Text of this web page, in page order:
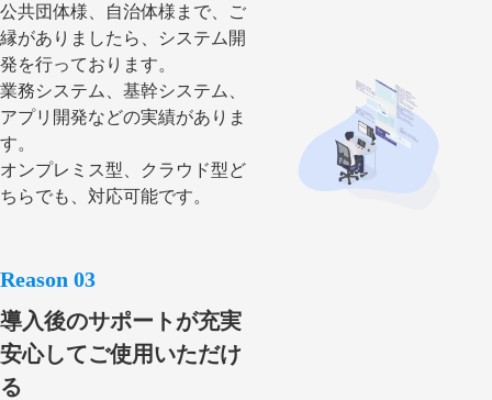
公共団体様、自治体様まで、ご
縁がありましたら、システム開
発を行っております。
業務システム、基幹システム、
アプリ開発などの実績がありま
す。
オンプレミス型、クラウド型ど
ちらでも、対応可能です。
導入後のサポートが充実
安心してご使用いただけ
る